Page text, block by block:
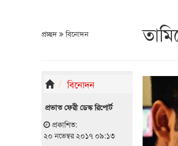
প্রচ্ছদ বিনোদন
বিনোদন
প্রভাত ফেরী ডেস্ক রিপোর্ট
প্রকাশিত:
২০ নভেম্বর ২০১৭ ০৯:১৩